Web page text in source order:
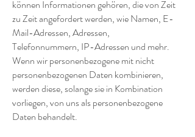
können Informationen gehören, die von Zeit
zu Zeit angefordert werden, wie Namen, E-
Mail-Adressen, Adressen,
Telefonnummern, IP-Adressen und mehr.
Wenn wir personenbezogene mit nicht
personenbezogenen Daten kombinieren,
werden diese, solange sie in Kombination
vorliegen, von uns als personenbezogene
Daten behandelt.